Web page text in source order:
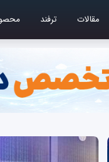
مقالات ترفند